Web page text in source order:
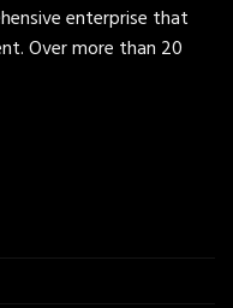
enterprise that
Over more than 20